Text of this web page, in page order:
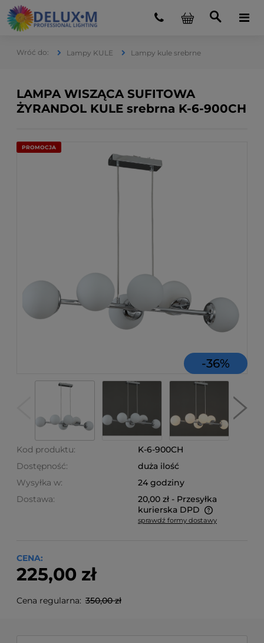
Lampy KULE Lampy kule srebrne
LAMPA WISZĄCA SUFITOWA
ŻYRANDOL KULE srebrna K-6-900CH
PROMOCJA
-36%
Kod produktu:
K-6-900CH
Dostępność:
duża ilość
Wysyłka w:
24 godziny
Dostawa:
20,00 zł - Przesyłka
kurierska DPD
Cena nie zawiera ewentualnych kosztów płatności
sprawdź formy dostawy
CENA:
225,00 zł
Cena regularna: 350,00 zł